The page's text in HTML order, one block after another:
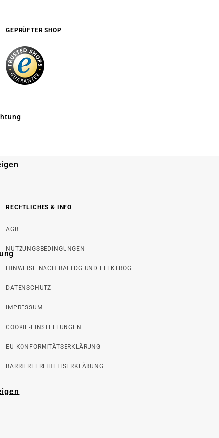
GEPRÜFTER SHOP
RECHTLICHES & INFO
AGB
NUTZUNGSBEDINGUNGEN
HINWEISE NACH BATTDG UND ELEKTROG
DATENSCHUTZ
IMPRESSUM
COOKIE-EINSTELLUNGEN
EU-KONFORMITÄTSERKLÄRUNG
BARRIEREFREIHEITSERKLÄRUNG